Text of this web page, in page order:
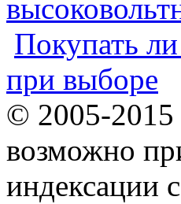
Покупать
при выборе
© 2005-2015
возможно
индексации